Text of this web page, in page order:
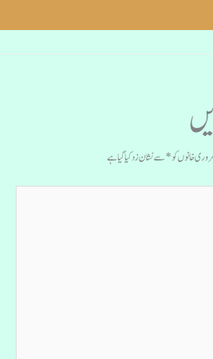
خانوں کو*سے نشان زد کیا گیا ہے